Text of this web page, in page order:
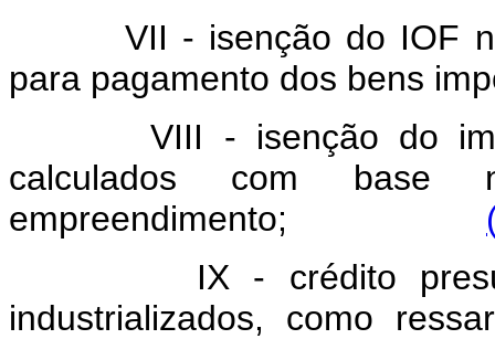
VII - isenção do IOF
para pagamento dos bens
VIII - isenção do
calculados com
empreendimento;
IX - crédito
industrializados, como